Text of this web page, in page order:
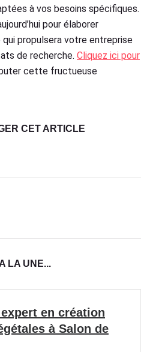
à vos besoins spécifiques.
pour élaborer
propulsera votre entreprise
de recherche. Cliquez ici pour
cette fructueuse
CET ARTICLE
A LA UNE...
en création
à Salon de